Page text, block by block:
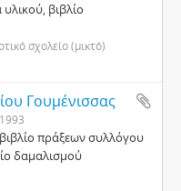
βιβλίο
σχολείο (μικτό)
Γουμένισσας
πράξεων συλλόγου
δαμαλισμού